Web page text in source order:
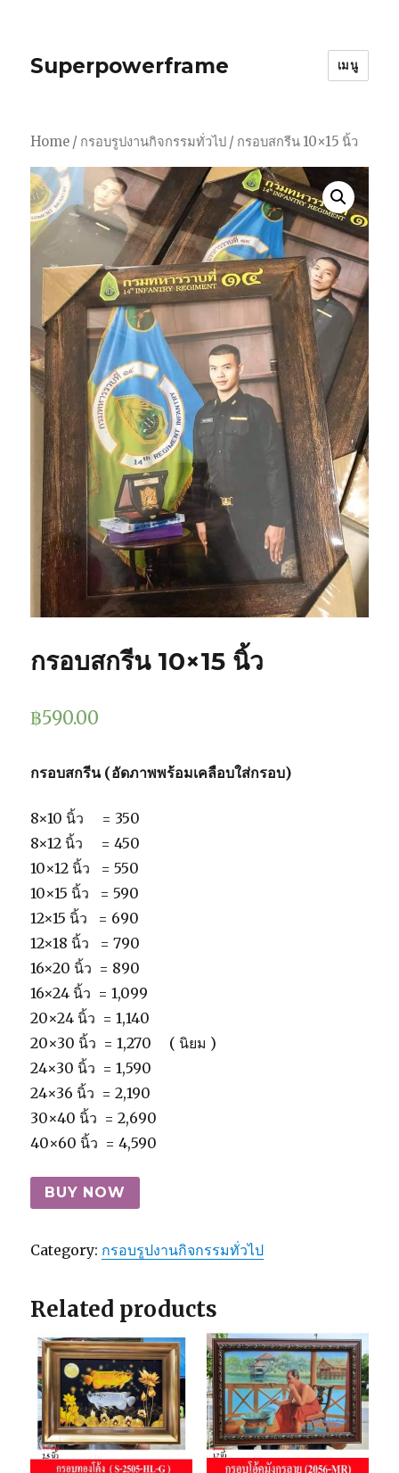
Superpowerframe เมนู
Home / กรอบรูปงานกิจกรรมทั่วไป / กรอบสกรีน 10×15 นิ้ว
กรอบสกรีน 10×15 นิ้ว
฿590.00
กรอบสกรีน (อัดภาพพร้อมเคลือบใส่กรอบ)
8×10 นิ้ว = 350
8×12 นิ้ว = 450
10×12 นิ้ว = 550
10×15 นิ้ว = 590
12×15 นิ้ว = 690
12×18 นิ้ว = 790
16×20 นิ้ว = 890
16×24 นิ้ว = 1,099
20×24 นิ้ว = 1,140
20×30 นิ้ว = 1,270 ( นิยม )
24×30 นิ้ว = 1,590
24×36 นิ้ว = 2,190
30×40 นิ้ว = 2,690
40×60 นิ้ว = 4,590
BUY NOW
Category: กรอบรูปงานกิจกรรมทั่วไป
Related products